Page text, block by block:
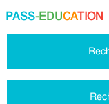
PASS-EDUCATION